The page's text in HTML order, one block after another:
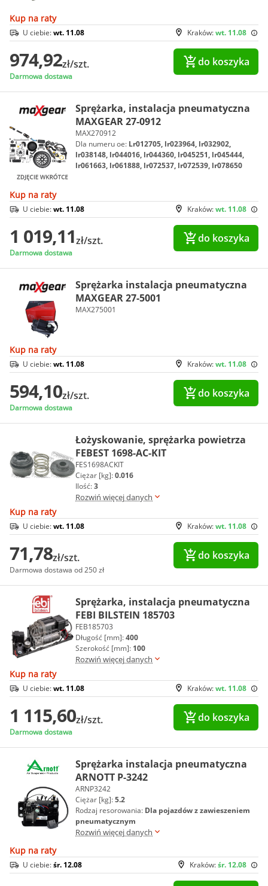
Kup na raty
Kraków:wt. 11.08
U ciebie:wt. 11.08
974,92zł/szt.
Darmowa dostawa
do koszyka
Sprężarka, instalacja pneumatyczna
MAXGEAR 27-0912
MAX270912
Dla numeru oe: Lr012705, lr023964, lr032902,
lr038148, lr044016, lr044360, lr045251, lr045444,
lr061663, lr061888, lr072537, lr072539, lr078650
Kup na raty
Kraków:wt. 11.08
U ciebie:wt. 11.08
1 019,11zł/szt.
Darmowa dostawa
do koszyka
Sprężarka instalacja pneumatyczna
MAXGEAR 27-5001
MAX275001
Kup na raty
Kraków:wt. 11.08
U ciebie:wt. 11.08
594,10zł/szt.
Darmowa dostawa
do koszyka
Łożyskowanie, sprężarka powietrza
FEBEST 1698-AC-KIT
FES1698ACKIT
Ciężar [kg]:0.016
Ilość:3
Rozwiń więcej danych
Kup na raty
Kraków:wt. 11.08
U ciebie:wt. 11.08
71,78zł/szt.
Darmowa dostawa od 250 zł
do koszyka
Sprężarka, instalacja pneumatyczna
FEBI BILSTEIN 185703
FEB185703
Długość [mm]:400
Szerokość [mm]: 100
Rozwiń więcej danych
Kup na raty
Kraków:wt. 11.08
U ciebie:wt. 11.08
1 115,60zł/szt.
Darmowa dostawa
do koszyka
Sprężarka instalacja pneumatyczna
ARNOTT P-3242
ARNP3242
Ciężar [kg]:5.2
Rodzaj resorowania: Dla pojazdów z zawieszeniem
pneumatycznym
Rozwiń więcej danych
Kup na raty
Kraków:śr. 12.08
U ciebie:śr. 12.08